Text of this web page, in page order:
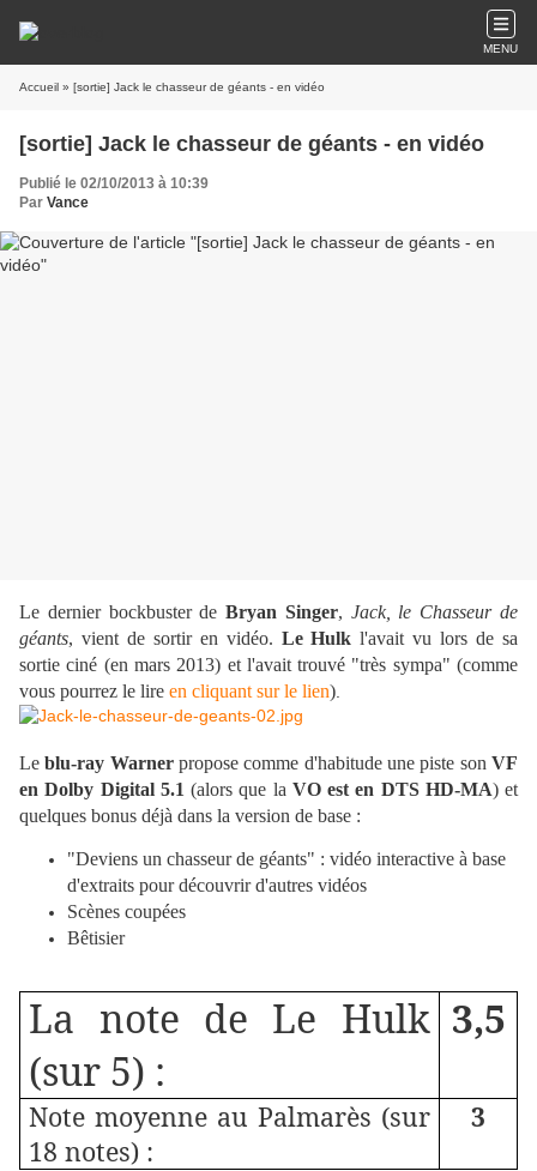
MENU
Accueil » [sortie] Jack le chasseur de géants - en vidéo
[sortie] Jack le chasseur de géants - en vidéo
Publié le 02/10/2013 à 10:39
Par Vance
Le dernier bockbuster deBryan Singer, Jack, le Chasseur de
géants, vient de sortir en vidéo. Le Hulk l'avait vu lors de sa
sortie ciné (en mars 2013) et l'avait trouvé "très sympa" (comme
vous pourrez le lire en cliquant sur le lien)
Leblu-ray Warnerpropose comme d'habitude une piste sonVF
en Dolby Digital 5.1 (alors que la VO est en DTS HD-MA) et
quelques bonus déjà dans la version de base :
"Deviens un chasseur de géants" : vidéo interactive à base
d'extraits pour découvrir d'autres vidéos
Scènes coupées
Bêtisier
La note de Le Hulk
(sur 5) :
3,5
Note moyenne au Palmarès (sur
18 notes) :
3